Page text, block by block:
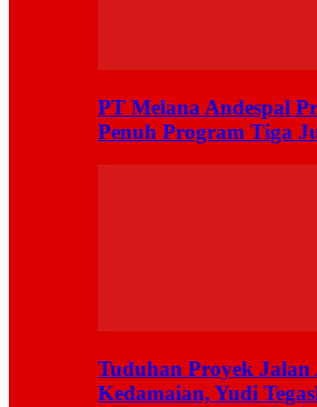
PT Melana Andespal
Penuh Program Tiga
Tuduhan Proyek
Kedamaian, Yudi